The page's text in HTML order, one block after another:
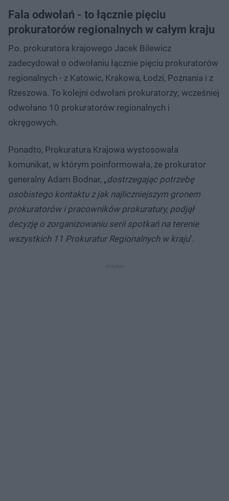
Fala odwołań - to łącznie pięciu
prokuratorów regionalnych w całym kraju
P.o. prokuratora krajowego Jacek Bilewicz
zadecydował o odwołaniu łącznie pięciu prokuratorów
regionalnych - z Katowic, Krakowa, Łodzi, Poznania i z
Rzeszowa. To kolejni odwołani prokuratorzy; wcześniej
odwołano 10 prokuratorów regionalnych i
okręgowych.
Ponadto, Prokuratura Krajowa wystosowała
komunikat, w którym poinformowała, że prokurator
generalny Adam Bodnar, „dostrzegając potrzebę
osobistego kontaktu z jak najliczniejszym gronem
prokuratorów i pracowników prokuratury, podjął
decyzję o zorganizowaniu serii spotkań na terenie
wszystkich 11 Prokuratur Regionalnych w kraju".